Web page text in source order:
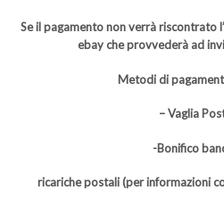
Se il pagamento non verrà riscontrato
ebay che provvederà ad
Metodi di
– Vaglia
-Bonifico
ricariche postali (per informazioni